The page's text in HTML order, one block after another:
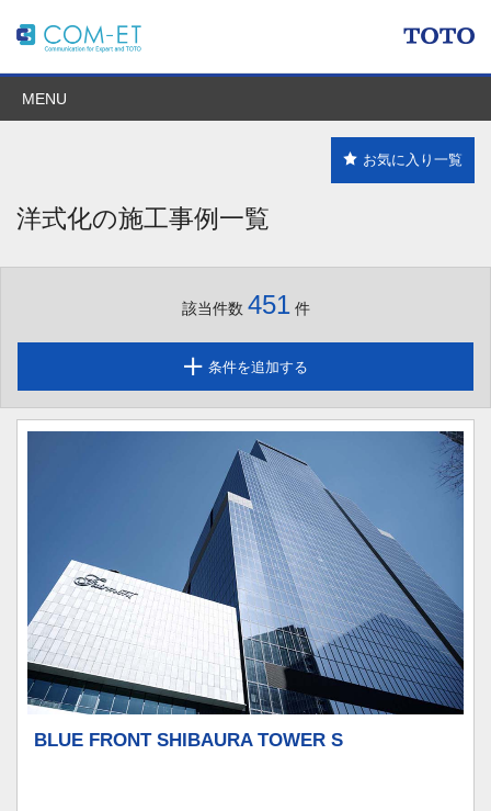
MENU
お気に入り一覧
洋式化の施工事例一覧
該当件数 451件
条件を追加する
BLUE FRONT SHIBAURA TOWER S